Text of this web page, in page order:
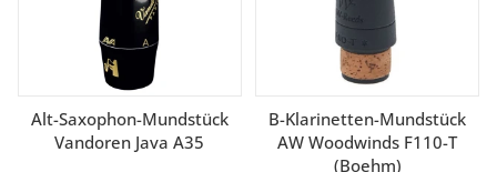
Alt-Saxophon-Mundstück
Vandoren Java A35
B-Klarinetten-Mundstück
AW Woodwinds F110-T
(Boehm)